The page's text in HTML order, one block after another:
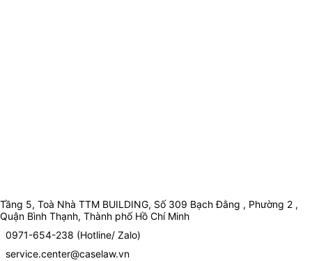
Tầng 5, Toà Nhà TTM BUILDING, Số 309 Bạch Đằng , Phường 2 ,
Quận Bình Thạnh, Thành phố Hồ Chí Minh
0971-654-238 (Hotline/ Zalo)
service.center@caselaw.vn